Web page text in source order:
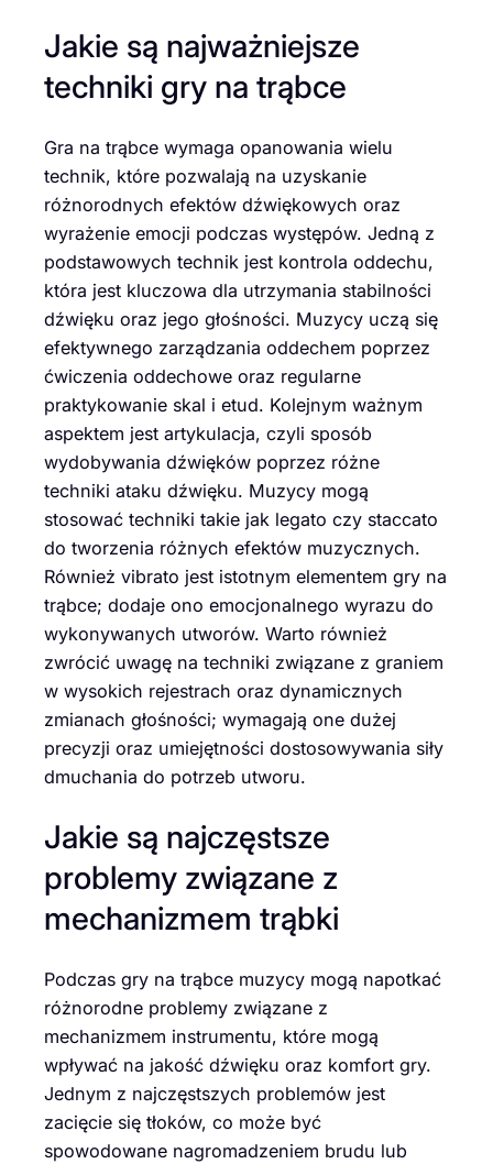
Jakie są najważniejsze
techniki gry na trąbce
Gra na trąbce wymaga opanowania wielu
technik, które pozwalają na uzyskanie
różnorodnych efektów dźwiękowych oraz
wyrażenie emocji podczas występów. Jedną z
podstawowych technik jest kontrola oddechu,
która jest kluczowa dla utrzymania stabilności
dźwięku oraz jego głośności. Muzycy uczą się
efektywnego zarządzania oddechem poprzez
ćwiczenia oddechowe oraz regularne
praktykowanie skal i etud. Kolejnym ważnym
aspektem jest artykulacja, czyli sposób
wydobywania dźwięków poprzez różne
techniki ataku dźwięku. Muzycy mogą
stosować techniki takie jak legato czy staccato
do tworzenia różnych efektów muzycznych.
Również vibrato jest istotnym elementem gry na
trąbce; dodaje ono emocjonalnego wyrazu do
wykonywanych utworów. Warto również
zwrócić uwagę na techniki związane z graniem
w wysokich rejestrach oraz dynamicznych
zmianach głośności; wymagają one dużej
precyzji oraz umiejętności dostosowywania siły
dmuchania do potrzeb utworu.
Jakie są najczęstsze
problemy związane z
mechanizmem trąbki
Podczas gry na trąbce muzycy mogą napotkać
różnorodne problemy związane z
mechanizmem instrumentu, które mogą
wpływać na jakość dźwięku oraz komfort gry.
Jednym z najczęstszych problemów jest
zacięcie się tłoków, co może być
spowodowane nagromadzeniem brudu lub